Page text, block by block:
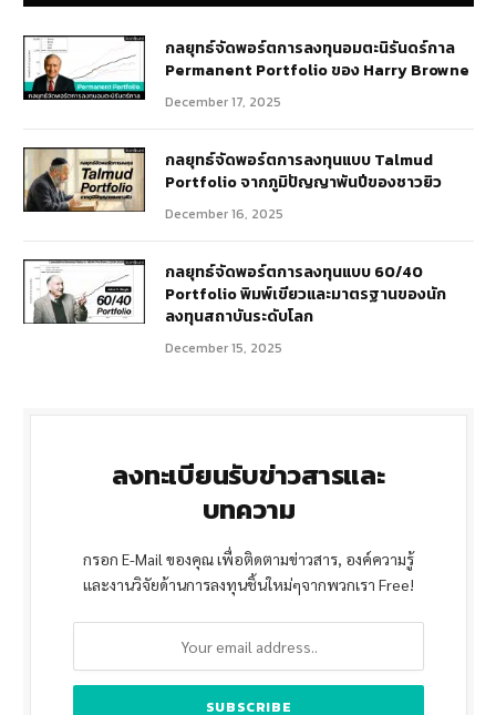
กลยุทธ์​จัดพอร์ตการลงทุนอมตะนิรันดร์กาล
Permanent Portfolio ของ Harry Browne
December 17, 2025
กลยุทธ์จัดพอร์ตการลงทุนแบบ Talmud
Portfolio จากภูมิปัญญาพันปีของชาวยิว
December 16, 2025
กลยุทธ์จัดพอร์ตการลงทุนแบบ 60/40
Portfolio พิมพ์เขียวและมาตรฐานของนัก
ลงทุนสถาบันระดับโลก
December 15, 2025
ลงทะเบียนรับข่าวสารและ
บทความ
กรอก E-Mail ของคุณ เพื่อติดตามข่าวสาร, องค์ความรู้
และงานวิจัยด้านการลงทุนชิ้นใหม่ๆจากพวกเรา Free!